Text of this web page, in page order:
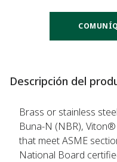
Descripción del
Brass or stainless
Buna-N (NBR),
that meet ASME
National Board